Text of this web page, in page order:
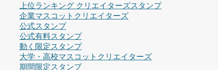
上位ランキング クリエイターズスタンプ
企業マスコットクリエイターズ
公式スタンプ
公式有料スタンプ
動く限定スタンプ
大学・高校マスコットクリエイターズ
期間限定スタンプ